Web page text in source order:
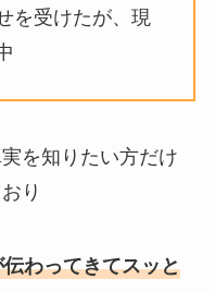
を受けたが、現
を知りたい方だけ
り
わってきてスッと